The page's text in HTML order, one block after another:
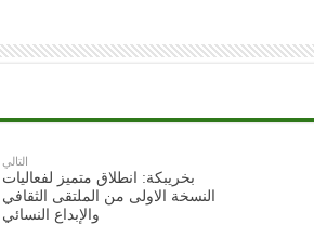
التالي
بخريبكة: انطلاق متميز لفعاليات
النسخة الاولى من الملتقى الثقافي
والإبداع النسائي